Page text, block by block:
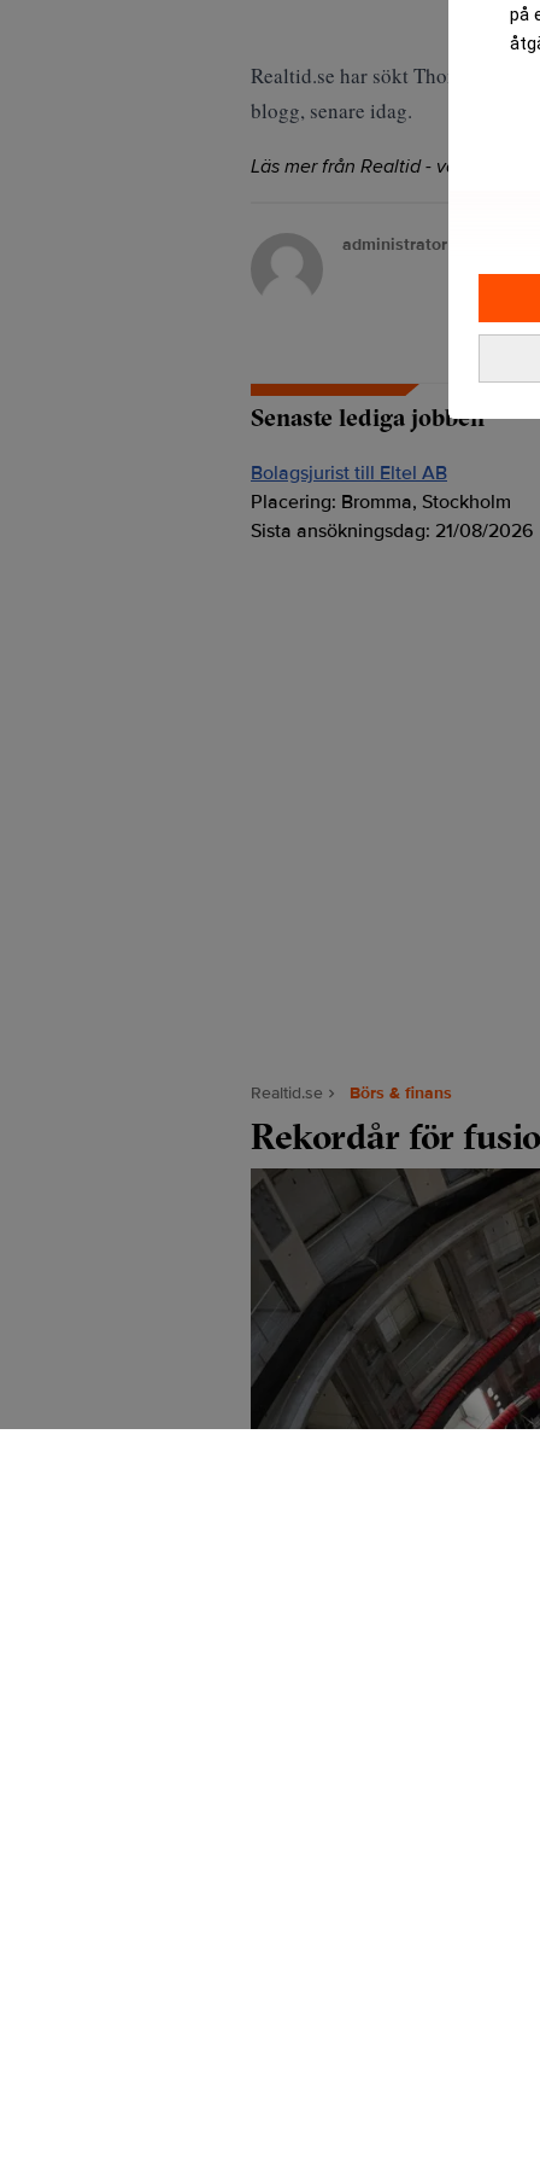
på
Realtid.se har sökt Thomas
blogg, senare idag.
Läs mer från Realtid - vårt
administrator
Senaste lediga jobben
Bolagsjurist till Eltel AB
Placering: Bromma, Stockholm
Sista ansökningsdag: 21/08/2026
Realtid.se Börs & finans
Rekordår för